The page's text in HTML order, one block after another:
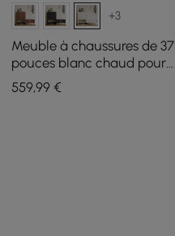
+3
Meuble à chaussures de 37
pouces blanc chaud pour
entrée, à cannelures, main
droite
559,99 €